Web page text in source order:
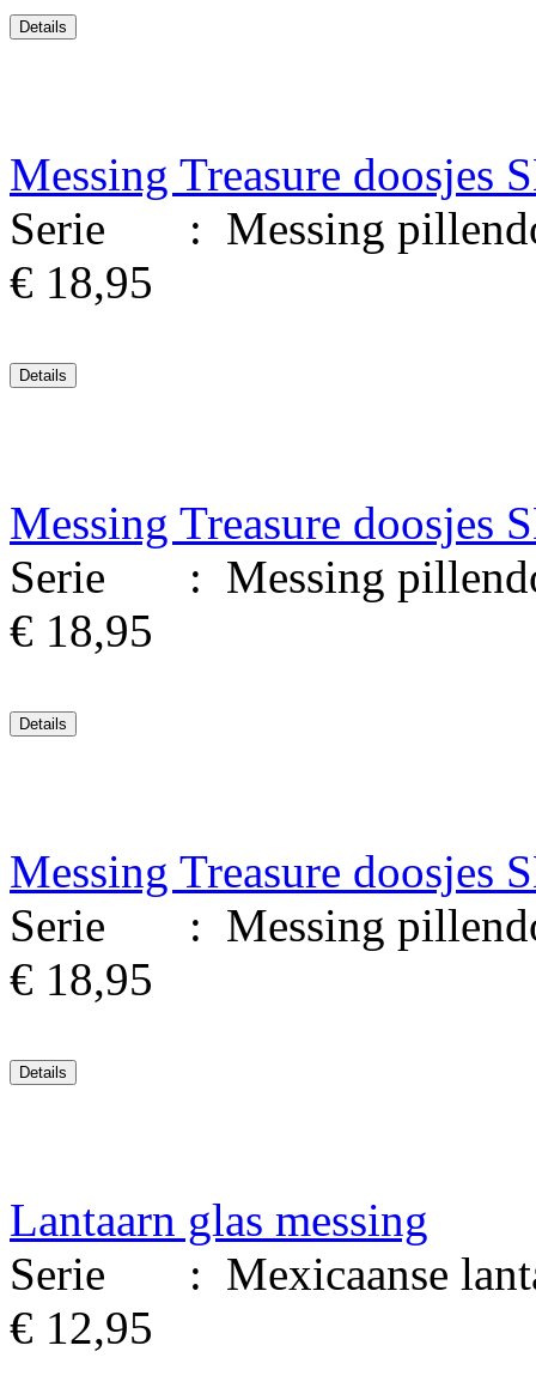
Messing Treasure doosjes
Serie : Messing
€ 18,95
Messing Treasure doosjes
Serie : Messing
€ 18,95
Messing Treasure doosjes
Serie : Messing
€ 18,95
Lantaarn glas messing
Serie : Mexicaanse
€ 12,95